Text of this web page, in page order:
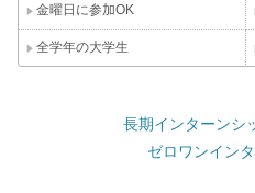
金曜日に参加OK
全学年の大学生
長期インターンシ
ゼロワンイン